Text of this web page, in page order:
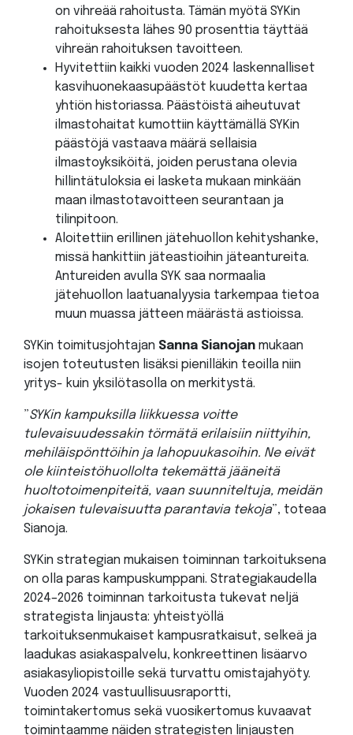
on vihreää rahoitusta. Tämän myötä SYKin
rahoituksesta lähes 90 prosenttia täyttää
vihreän rahoituksen tavoitteen.
Hyvitettiin kaikki vuoden 2024 laskennalliset
kasvihuonekaasupäästöt kuudetta kertaa
yhtiön historiassa. Päästöistä aiheutuvat
ilmastohaitat kumottiin käyttämällä SYKin
päästöjä vastaava määrä sellaisia
ilmastoyksiköitä, joiden perustana olevia
hillintätuloksia ei lasketa mukaan minkään
maan ilmastotavoitteen seurantaan ja
tilinpitoon.
Aloitettiin erillinen jätehuollon kehityshanke,
missä hankittiin jäteastioihin jäteantureita.
Antureiden avulla SYK saa normaalia
jätehuollon laatuanalyysia tarkempaa tietoa
muun muassa jätteen määrästä astioissa.
SYKin toimitusjohtajan Sanna Sianojan mukaan
isojen toteutusten lisäksi pienilläkin teoilla niin
yritys- kuin yksilötasolla on merkitystä.
”SYKin kampuksilla liikkuessa voitte
tulevaisuudessakin törmätä erilaisiin niittyihin,
mehiläispönttöihin ja lahopuukasoihin. Ne eivät
ole kiinteistöhuollolta tekemättä jääneitä
huoltotoimenpiteitä, vaan suunniteltuja, meidän
jokaisen tulevaisuutta parantavia tekoja”, toteaa
Sianoja.
SYKin strategian mukaisen toiminnan tarkoituksena
on olla paras kampuskumppani. Strategiakaudella
2024–2026 toiminnan tarkoitusta tukevat neljä
strategista linjausta: yhteistyöllä
tarkoituksenmukaiset kampusratkaisut, selkeä ja
laadukas asiakaspalvelu, konkreettinen lisäarvo
asiakasyliopistoille sekä turvattu omistajahyöty.
Vuoden 2024 vastuullisuusraportti,
toimintakertomus sekä vuosikertomus kuvaavat
toimintaamme näiden strategisten linjausten